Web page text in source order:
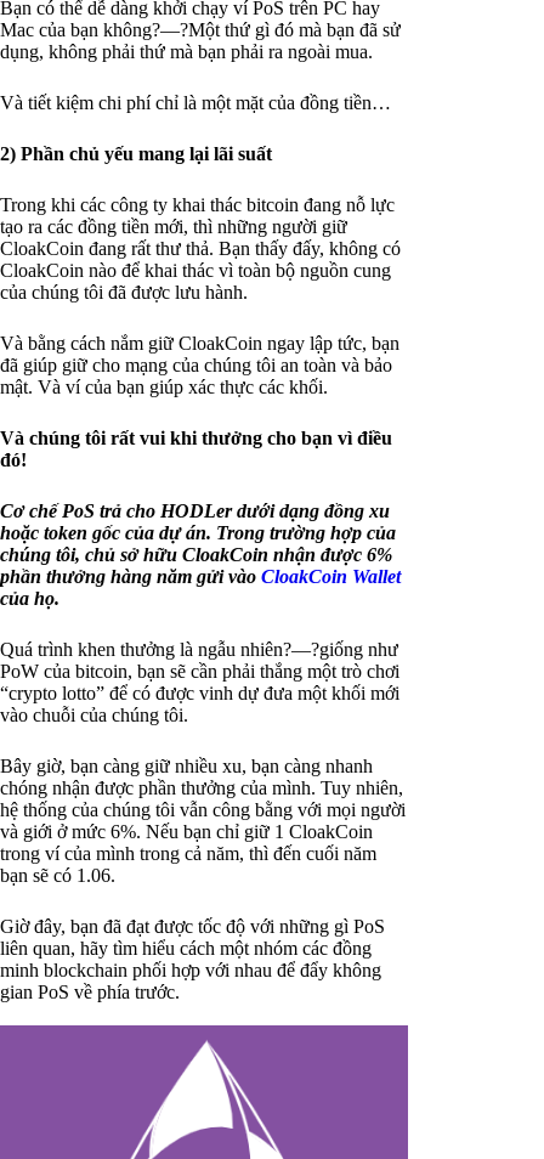
Bạn có thể dễ dàng khởi chạy ví PoS trên PC hay
Mac của bạn không?—?Một thứ gì đó mà bạn đã sử
dụng, không phải thứ mà bạn phải ra ngoài mua.
Và tiết kiệm chi phí chỉ là một mặt của đồng tiền…
2) Phần chủ yếu mang lại lãi suất
Trong khi các công ty khai thác bitcoin đang nỗ lực
tạo ra các đồng tiền mới, thì những người giữ
CloakCoin đang rất thư thả. Bạn thấy đấy, không có
CloakCoin nào để khai thác vì toàn bộ nguồn cung
của chúng tôi đã được lưu hành.
Và bằng cách nắm giữ CloakCoin ngay lập tức, bạn
đã giúp giữ cho mạng của chúng tôi an toàn và bảo
mật. Và ví của bạn giúp xác thực các khối.
Và chúng tôi rất vui khi thưởng cho bạn vì điều
đó!
Cơ chế PoS trả cho HODLer dưới dạng đồng xu
hoặc token gốc của dự án. Trong trường hợp của
chúng tôi, chủ sở hữu CloakCoin nhận được 6%
phần thưởng hàng năm gửi vào CloakCoin Wallet
của họ.
Quá trình khen thưởng là ngẫu nhiên?—?giống như
PoW của bitcoin, bạn sẽ cần phải thắng một trò chơi
“crypto lotto” để có được vinh dự đưa một khối mới
vào chuỗi của chúng tôi.
Bây giờ, bạn càng giữ nhiều xu, bạn càng nhanh
chóng nhận được phần thưởng của mình. Tuy nhiên,
hệ thống của chúng tôi vẫn công bằng với mọi người
và giới ở mức 6%. Nếu bạn chỉ giữ 1 CloakCoin
trong ví của mình trong cả năm, thì đến cuối năm
bạn sẽ có 1.06.
Giờ đây, bạn đã đạt được tốc độ với những gì PoS
liên quan, hãy tìm hiểu cách một nhóm các đồng
minh blockchain phối hợp với nhau để đẩy không
gian PoS về phía trước.